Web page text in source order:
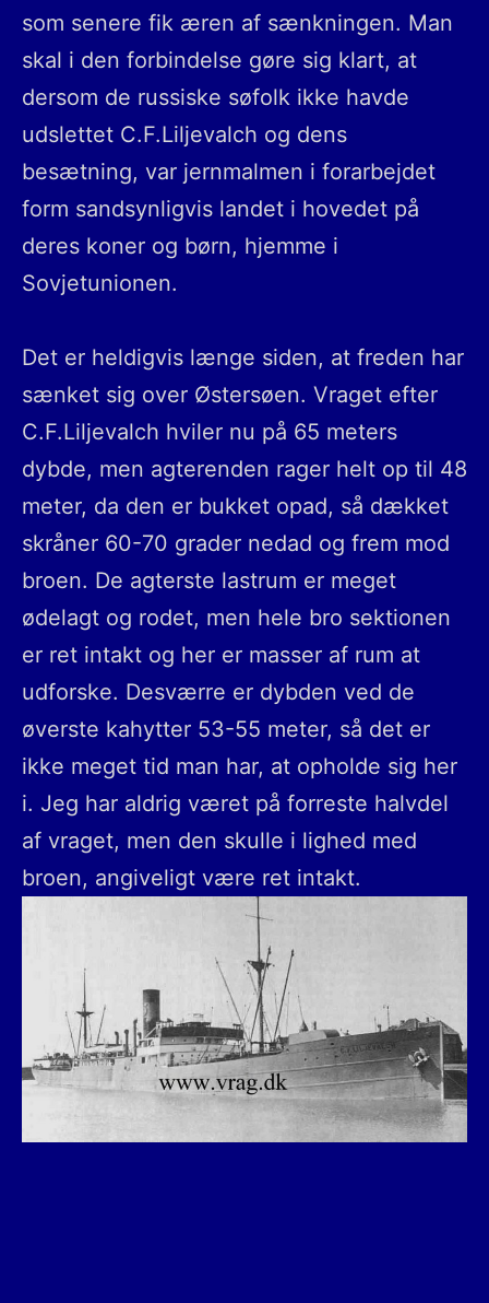
som senere fik æren af sænkningen. Man
skal i den forbindelse gøre sig klart, at
dersom de russiske søfolk ikke havde
udslettet C.F.Liljevalch og dens
besætning, var jernmalmen i forarbejdet
form sandsynligvis landet i hovedet på
deres koner og børn, hjemme i
Sovjetunionen.
Det er heldigvis længe siden, at freden har
sænket sig over Østersøen. Vraget efter
C.F.Liljevalch hviler nu på 65 meters
dybde, men agterenden rager helt op til 48
meter, da den er bukket opad, så dækket
skråner 60-70 grader nedad og frem mod
broen. De agterste lastrum er meget
ødelagt og rodet, men hele bro sektionen
er ret intakt og her er masser af rum at
udforske. Desværre er dybden ved de
øverste kahytter 53-55 meter, så det er
ikke meget tid man har, at opholde sig her
i. Jeg har aldrig været på forreste halvdel
af vraget, men den skulle i lighed med
broen, angiveligt være ret intakt.